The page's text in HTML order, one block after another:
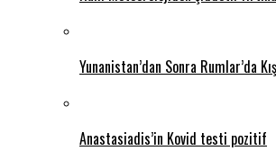
Yunanistan’dan Sonra Rumlar’da
Anastasiadis’in Kovid testi pozitif